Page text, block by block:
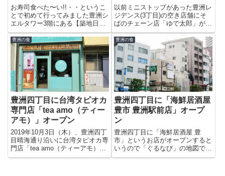
お寿司食べた〜い!!・・というこ
とで初めて行ってみました豊洲シ
エルタワー3階にある【築地日本
海】。近くにあるのになかなか行
く機会がなかったんです。日曜の
せいか、結構混んでいてカウンタ
ー席へ。寿司屋に行くとめんどく
さいのでセットで頼んでしまう...
以前ミニストップがあった豊洲レ
ジデンス(3丁目)の空き店舗にそ
ばのチェーン店「ゆで太郎」が入
るようです。この場所で需要があ
るのかどうかは分かりませんが気
軽におそばが食べられる店が出来
るのは良いかも。2009年8月17日
オープン予定だそうです...
豊洲の食
豊洲四丁目に台湾タピオカ
専門店「tea amo（ティー
アモ）」オープン
2019年10月3日（木）、豊洲四丁
目晴海通り沿いに台湾タピオカ専
門店「tea amo（ティーアモ）」
がオーブンしました。豊洲店は、
豊洲の食
豊洲四丁目に「海鮮居酒屋
豊市 豊洲駅前店」オープ
ン
豊洲四丁目に「海鮮居酒屋 豊
市」というお店がオープンすると
いうので「ぐるなび」の地図で場
所を確認すると、、、んんっ「つ